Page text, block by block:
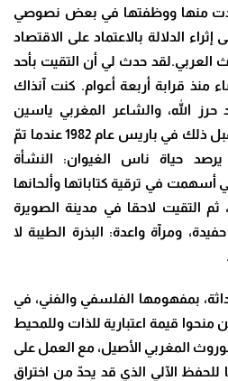
منها ووظفتها في بعض نصوصي
الدلالة بالاعتماد على الاقتصاد
العربي.لقد حدث لي أن التقيت بأحد
منذ قرابة أربعة أعوام. كنت آنذاك
حرز الله، والشاعر المغربي ياسين
عدنان. كانت جلسة راقية، وقبل ذلك في باريس عام 1982 عندما تمّ
يرصد حياة ناس الغيوان: النشأة
أسهمت في ترقية كتاباتها وألحانها
التقيت لاحقا في مدينة الصويرة
ومرآة واعدة: البذرة الطيبة لا
بمفهومها الفلسفي والفني، في
قيمة اعتبارية للذات وللمحيط
المغربي الأصيل، مع العمل على
للحفظ الآلي الذي قد يحدّ من اختراق